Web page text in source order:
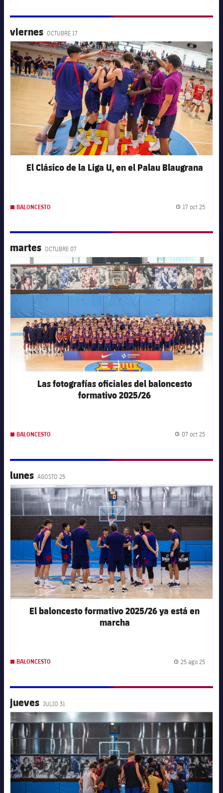
viernes OCTUBRE 17
FC Barcelona club badge
El Clásico de la Liga U, en el Palau Blaugrana
BALONCESTO Fecha
17 oct 25
martes OCTUBRE 07
FC Barcelona club badge
Las fotografías oficiales del baloncesto
formativo 2025/26
BALONCESTO Fecha
07 oct 25
lunes AGOSTO 25
FC Barcelona club badge
El baloncesto formativo 2025/26 ya está en
marcha
BALONCESTO Fecha
25 ago 25
jueves JULIO 31
FC Barcelona club badge